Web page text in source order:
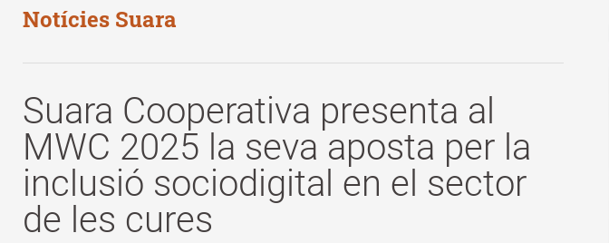
Notícies Suara
Suara Cooperativa presenta al
MWC 2025 la seva aposta per la
inclusió sociodigital en el sector
de les cures